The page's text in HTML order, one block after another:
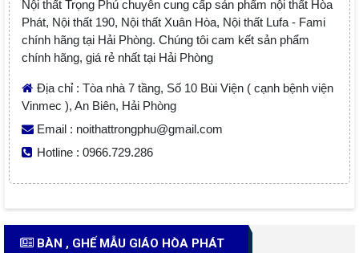
Nội thất Trọng Phú chuyên cung cấp sản phẩm nội thất Hòa
Phát, Nội thất 190, Nội thất Xuân Hòa, Nội thất Lufa - Fami
chính hãng tại Hải Phòng. Chúng tôi cam kết sản phẩm
chính hãng, giá rẻ nhất tại Hải Phòng
Địa chỉ : Tòa nhà 7 tầng, Số 10 Bùi Viện ( cạnh bệnh viện
Vinmec ), An Biên, Hải Phòng
Email : noithattrongphu@gmail.com
Hotline : 0966.729.286
BÀN , GHẾ MẪU GIÁO HÒA PHÁT